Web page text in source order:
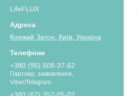
LifeFLUX
Княжий Затон, Київ, Україна
+380 (95) 508-37-62
Партнер, замовлення,
Viber/Telegram